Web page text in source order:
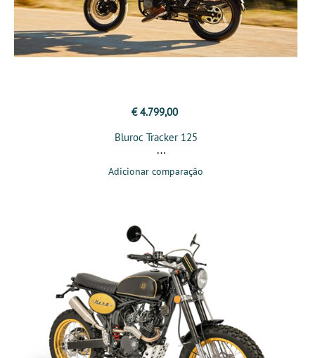
€ 4.799,00
Bluroc Tracker 125
Adicionar comparação